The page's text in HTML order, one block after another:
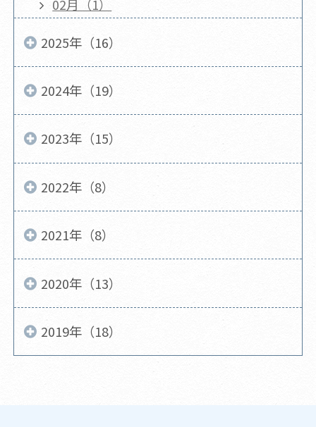
02月（1）
2025年（16）
2024年（19）
2023年（15）
2022年（8）
2021年（8）
2020年（13）
2019年（18）